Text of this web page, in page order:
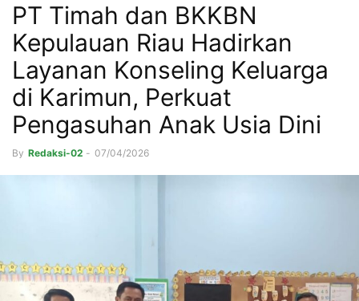
PT Timah dan BKKBN
Kepulauan Riau Hadirkan
Layanan Konseling Keluarga
di Karimun, Perkuat
Pengasuhan Anak Usia Dini
By Redaksi-02 - 07/04/2026